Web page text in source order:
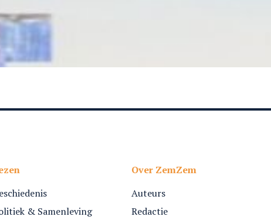
& Samenleving
Over ZemZem
Auteurs
Redactie